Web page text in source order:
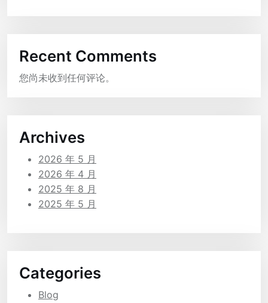
Recent Comments
您尚未收到任何评论。
Archives
2026 年 5 月
2026 年 4 月
2025 年 8 月
2025 年 5 月
Categories
Blog